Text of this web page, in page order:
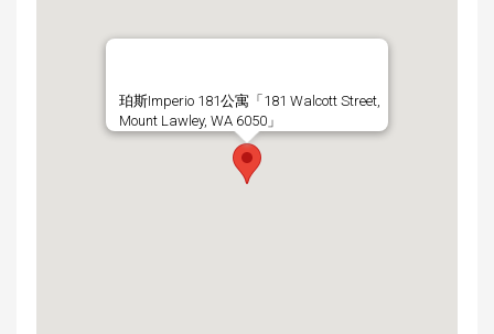
珀斯Imperio 181公寓「181 Walcott Street,
Mount Lawley, WA 6050」